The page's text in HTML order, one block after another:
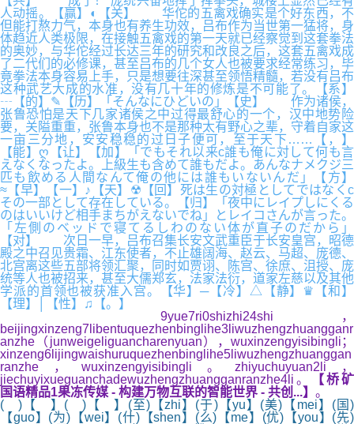
人动摇。【赢】◐【关】 华佗的五禽戏确实是个好东西，不
但能打熬力气，本身也有养生功效，吕布作为当世第一猛将，身
体趋近人类极限，在接触五禽戏的第一天就已经察觉到这套拳法
的奥妙，与华佗经过长达三年的研究和改良之后，这套五禽戏成
了二代们的必修课，甚至吕布的几个女人也被要求经常练习，毕
竟拳法本身容易上手，只是想要往深甚至领悟精髓，若没有吕布
这种武艺大成的水准，没有几十年的修炼是不可能了。【系】
┄【的】✎【历】「そんなにひどいの」【史】 作为诸侯，
张鲁恐怕是天下几家诸侯之中过得最舒心的一个，汉中地势险
要，关隘重重，张鲁本身也不是那种太有野心之辈，守着自家这
一亩三分地，安安稳稳的过日子便可，至于天下……【，】
【能】ღ【让】【加】「でもそれ以来c誰も俺に対して何も言
えなくなったよ。上級生も含めて誰もだよ。あんなナメクジ三
匹も飲める人間なんて俺の他には誰もいないんだ」【方】
≈【早】【一】♪【天】☢【回】死は生の対極としてではなくc
その一部として存在している。【归】「夜中にレイプしにくる
のはいいけど相手まちがえないでね」とレイコさんが言った。
「左側のベッドで寝てるしわのない体が直子のだから」
【对】 次日一早，吕布召集长安文武重臣于长安皇宫，昭德
殿之中召见贵霜、江东使者，不止雄阔海、赵云、马超、庞德、
北宫离这些五部将领汇聚，同时如贾诩、陈宫、徐庶、沮授、庞
统等人也被招来，甚至大儒郑玄，法家法衍，道家左慈以及其他
学派的首领也被获准入宫。【华】─【冷】△【静】♛【和】
【理】│【性】♫【。】
9yue7ri0shizhi24shi，
beijingxinzeng7libentuquezhenbinglihe3liwuzhengzhuangganr
anzhe（junweigeliguancharenyuan），wuxinzengyisibingli；
xinzeng6lijingwaishuruquezhenbinglihe5liwuzhengzhuanggan
ranzhe，wuxinzengyisibingli。zhiyuchuyuan2li，
jiechuyixueguanchadewuzhengzhuangganranzhe4li。
【桥矿
国语精品1果冻传媒 - 构建万物互联的智能世界 - 共创...】 。
( )【 】( )【 】(至)【zhi】(于)【yu】(美)【mei】(国)
【guo】(为)【wei】(什)【shen】(么)【me】(优)【you】(先)